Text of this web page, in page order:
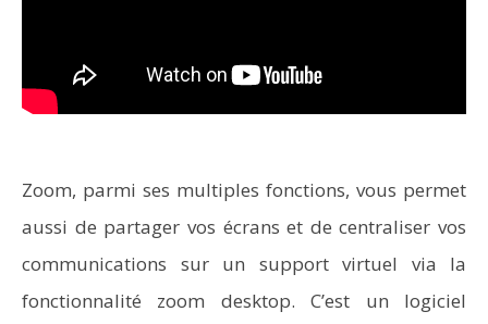
Zoom, parmi ses multiples fonctions, vous permet
aussi de partager vos écrans et de centraliser vos
communications sur un support virtuel via la
fonctionnalité zoom desktop. C’est un logiciel